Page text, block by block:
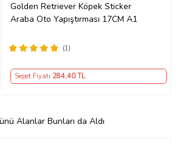
Golden Retriever Köpek Sticker
Araba Oto Yapıştırması 17CM A1
(1)
Sepet Fiyatı 284,40 TL
Alanlar Bunları da Aldı